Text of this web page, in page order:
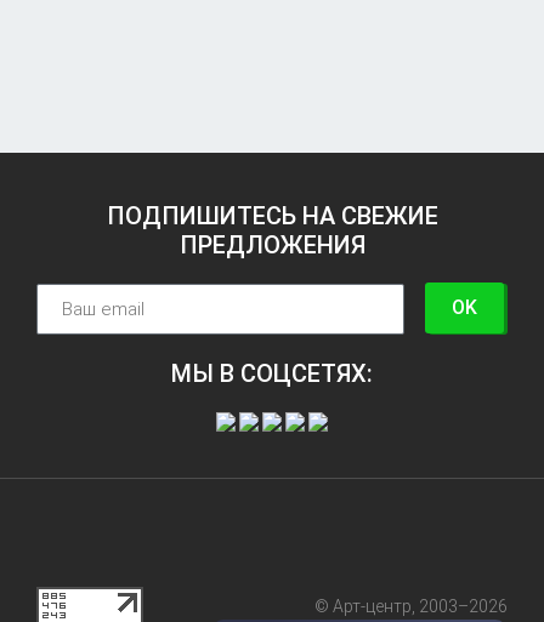
© Арт-центр, 2003–2026
ПОДПИШИТЕСЬ НА СВЕЖИЕ
ПРЕДЛОЖЕНИЯ
OK
МЫ В СОЦСЕТЯХ: